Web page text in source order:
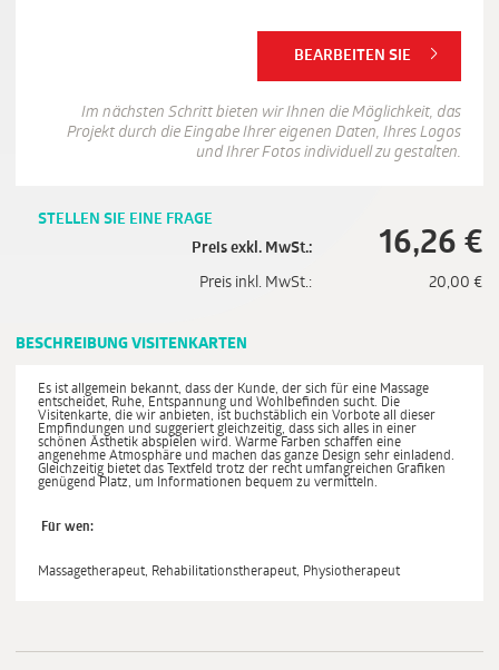
BEARBEITEN SIE
Im nächsten Schritt bieten wir Ihnen die Möglichkeit, das
Projekt durch die Eingabe Ihrer eigenen Daten, Ihres Logos
und Ihrer Fotos individuell zu gestalten.
STELLEN SIE EINE FRAGE
Preis exkl. MwSt.:
16,26 €
Preis inkl. MwSt.: 20,00 €
BESCHREIBUNG VISITENKARTEN
Es ist allgemein bekannt, dass der Kunde, der sich für eine Massage
entscheidet, Ruhe, Entspannung und Wohlbefinden sucht. Die
Visitenkarte, die wir anbieten, ist buchstäblich ein Vorbote all dieser
Empfindungen und suggeriert gleichzeitig, dass sich alles in einer
schönen Ästhetik abspielen wird. Warme Farben schaffen eine
angenehme Atmosphäre und machen das ganze Design sehr einladend.
Gleichzeitig bietet das Textfeld trotz der recht umfangreichen Grafiken
genügend Platz, um Informationen bequem zu vermitteln.
Für wen:
Massagetherapeut, Rehabilitationstherapeut, Physiotherapeut